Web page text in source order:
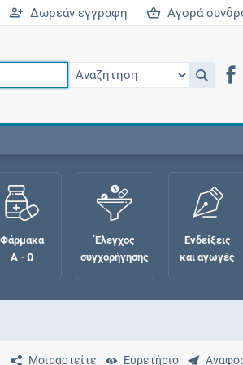
Δωρεάν εγγραφή Αγορά
Φάρμακα
Α - Ω
Έλεγχος
συγχορήγησης
Ενδείξεις
και αγωγές
Μοιραστείτε Ευρετήριο